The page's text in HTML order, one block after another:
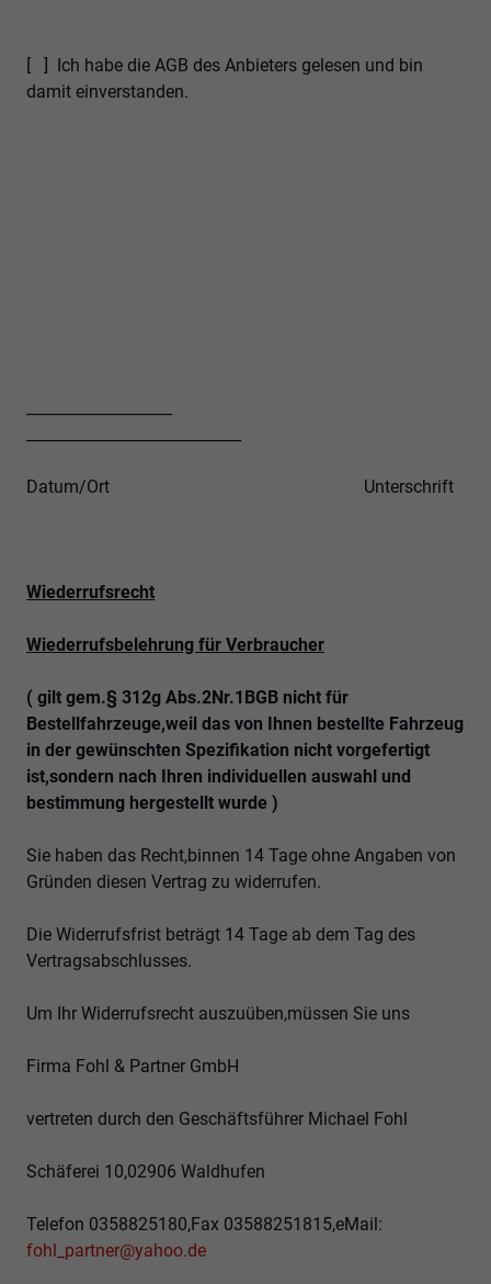
[ ] Ich habe die AGB des Anbieters gelesen und bin
damit einverstanden.
Datum/Ort Unterschrift
Wiederrufsrecht
Wiederrufsbelehrung für Verbraucher
( gilt gem.§ 312g Abs.2Nr.1BGB nicht für
Bestellfahrzeuge,weil das von Ihnen bestellte Fahrzeug
in der gewünschten Spezifikation nicht vorgefertigt
ist,sondern nach Ihren individuellen auswahl und
bestimmung hergestellt wurde )
Sie haben das Recht,binnen 14 Tage ohne Angaben von
Gründen diesen Vertrag zu widerrufen.
Die Widerrufsfrist beträgt 14 Tage ab dem Tag des
Vertragsabschlusses.
Um Ihr Widerrufsrecht auszuüben,müssen Sie uns
Firma Fohl & Partner GmbH
vertreten durch den Geschäftsführer Michael Fohl
Schäferei 10,02906 Waldhufen
Telefon 0358825180,Fax 03588251815,eMail:
fohl_partner@yahoo.de